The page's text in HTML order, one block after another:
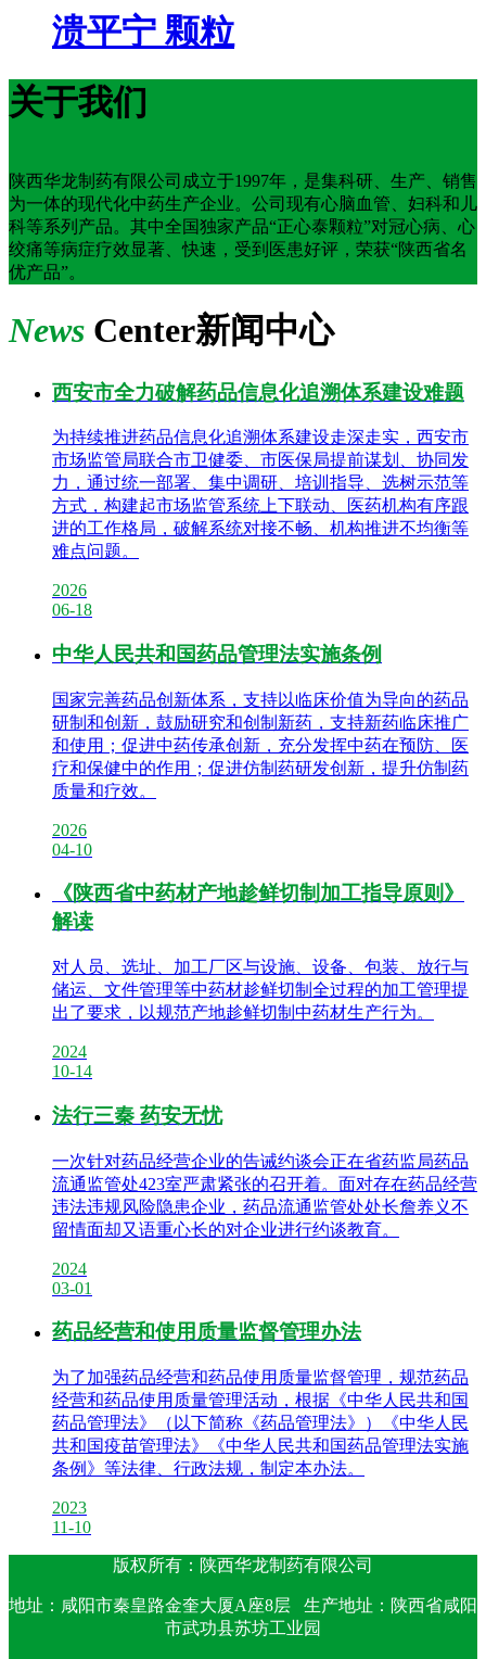
溃平宁 颗粒
关于我们
陕西华龙制药有限公司成立于1997年，是集科研、生产、销售
为一体的现代化中药生产企业。公司现有心脑血管、妇科和儿
科等系列产品。其中全国独家产品“正心泰颗粒”对冠心病、心
绞痛等病症疗效显著、快速，受到医患好评，荣获“陕西省名
优产品”。
News Center新闻中心
西安市全力破解药品信息化追溯体系建设难题
为持续推进药品信息化追溯体系建设走深走实，西安市
市场监管局联合市卫健委、市医保局提前谋划、协同发
力，通过统一部署、集中调研、培训指导、选树示范等
方式，构建起市场监管系统上下联动、医药机构有序跟
进的工作格局，破解系统对接不畅、机构推进不均衡等
难点问题。
2026
06-18
中华人民共和国药品管理法实施条例
国家完善药品创新体系，支持以临床价值为导向的药品
研制和创新，鼓励研究和创制新药，支持新药临床推广
和使用；促进中药传承创新，充分发挥中药在预防、医
疗和保健中的作用；促进仿制药研发创新，提升仿制药
质量和疗效。
2026
04-10
《陕西省中药材产地趁鲜切制加工指导原则》
解读
对人员、选址、加工厂区与设施、设备、包装、放行与
储运、文件管理等中药材趁鲜切制全过程的加工管理提
出了要求，以规范产地趁鲜切制中药材生产行为。
2024
10-14
法行三秦 药安无忧
一次针对药品经营企业的告诫约谈会正在省药监局药品
流通监管处423室严肃紧张的召开着。面对存在药品经营
违法违规风险隐患企业，药品流通监管处处长詹养义不
留情面却又语重心长的对企业进行约谈教育。
2024
03-01
药品经营和使用质量监督管理办法
为了加强药品经营和药品使用质量监督管理，规范药品
经营和药品使用质量管理活动，根据《中华人民共和国
药品管理法》（以下简称《药品管理法》）《中华人民
共和国疫苗管理法》《中华人民共和国药品管理法实施
条例》等法律、行政法规，制定本办法。
2023
11-10
版权所有：陕西华龙制药有限公司
地址：咸阳市秦皇路金奎大厦A座8层 生产地址：陕西省咸阳
市武功县苏坊工业园